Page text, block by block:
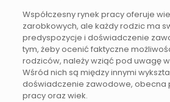
Współczesny rynek pracy oferuje
zarobkowych, ale każdy rodzic ma
predyspozycje i doświadczenie
tym, żeby ocenić faktyczne
rodziców, należy wziąć pod uwagę
Wśród nich są między innymi
doświadczenie zawodowe, obecna
pracy oraz wiek.